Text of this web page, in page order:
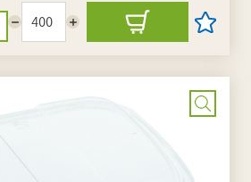
Menge
reduzieren
Menge
erhöhen
In
den
Artikel
setzen
/
Bild